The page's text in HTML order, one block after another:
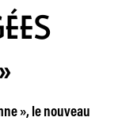
», le nouveau